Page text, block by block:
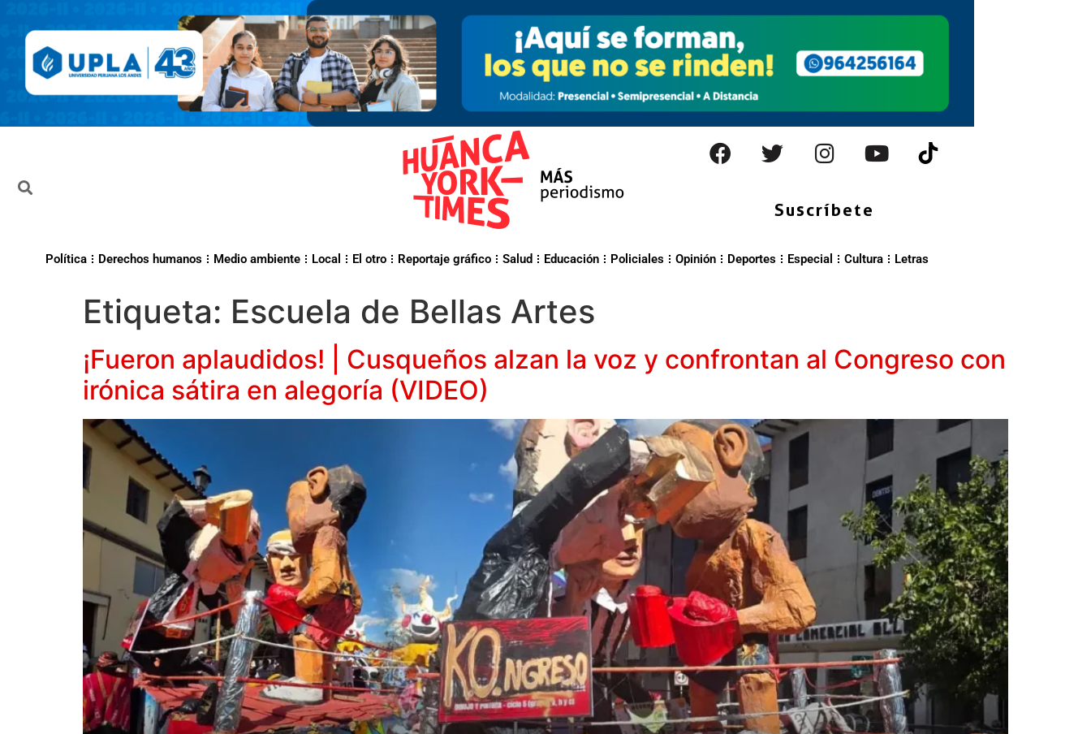
Suscríbete
Política Derechos humanos Medio ambiente Local El otro Reportaje gráfico Salud Educación Policiales Opinión Deportes Especial Cultura Letras
Etiqueta: Escuela de Bellas Artes
¡Fueron aplaudidos! | Cusqueños alzan la voz y confrontan al Congreso con
irónica sátira en alegoría (VIDEO)